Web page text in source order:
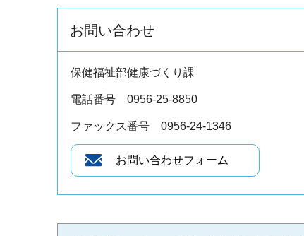
お問い合わせ
保健福祉部健康づくり課
電話番号 0956-25-8850
ファックス番号 0956-24-1346